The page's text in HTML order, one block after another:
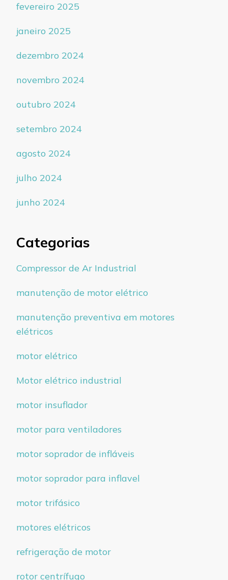
fevereiro 2025
janeiro 2025
dezembro 2024
novembro 2024
outubro 2024
setembro 2024
agosto 2024
julho 2024
junho 2024
Categorias
Compressor de Ar Industrial
manutenção de motor elétrico
manutenção preventiva em motores
elétricos
motor elétrico
Motor elétrico industrial
motor insuflador
motor para ventiladores
motor soprador de infláveis
motor soprador para inflavel
motor trifásico
motores elétricos
refrigeração de motor
rotor centrífugo